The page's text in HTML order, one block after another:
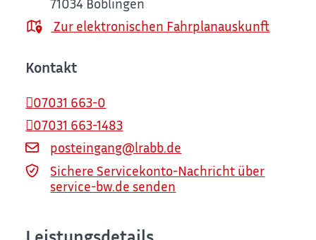
Zur elektronischen Fahrplanauskunft
Kontakt
07031 663-0
07031 663-1483
posteingang@lrabb.de
Sichere Servicekonto-Nachricht über
service-bw.de senden